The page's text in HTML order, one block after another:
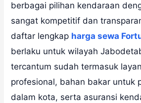
berbagai pilihan kendaraan
sangat kompetitif dan
daftar lengkap harga sewa
berlaku untuk wilayah
tercantum sudah termasuk
profesional, bahan bakar untuk
dalam kota, serta asuransi